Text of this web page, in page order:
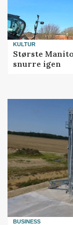
KULTUR
Største
snurre igen
BUSINESS